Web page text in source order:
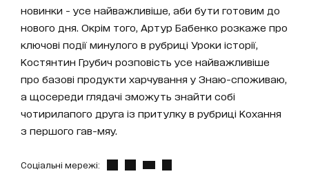
новинки - усе найважливіше, аби бути готовим до
нового дня. Окрім того, Артур Бабенко розкаже про
ключові події минулого в рубриці Уроки історії,
Костянтин Грубич розповість усе найважливіше
про базові продукти харчування у Знаю-споживаю,
а щосереди глядачі зможуть знайти собі
чотирилапого друга із притулку в рубриці Кохання
з першого гав-мяу.
Соціальні мережі: